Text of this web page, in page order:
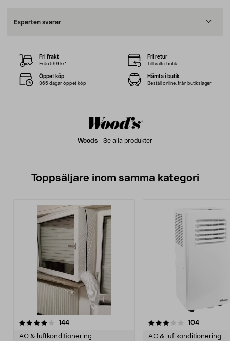
Experten svarar
Woods - Se alla produkter
Fri frakt
Från 599 kr*
Fri retur
Till valfri butik
Öppet köp
365 dagar öppet köp
Hämta i butik
Beställ online, från butikslager
Toppsäljare inom samma kategori
144recensioner
AC & luftkonditionering
3.5 av 5 stjärnor 104
AC & luftkonditionering
4.0 av 5 stjärnor